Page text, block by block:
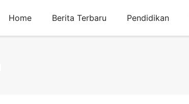
Home Berita Terbaru Pendidikan